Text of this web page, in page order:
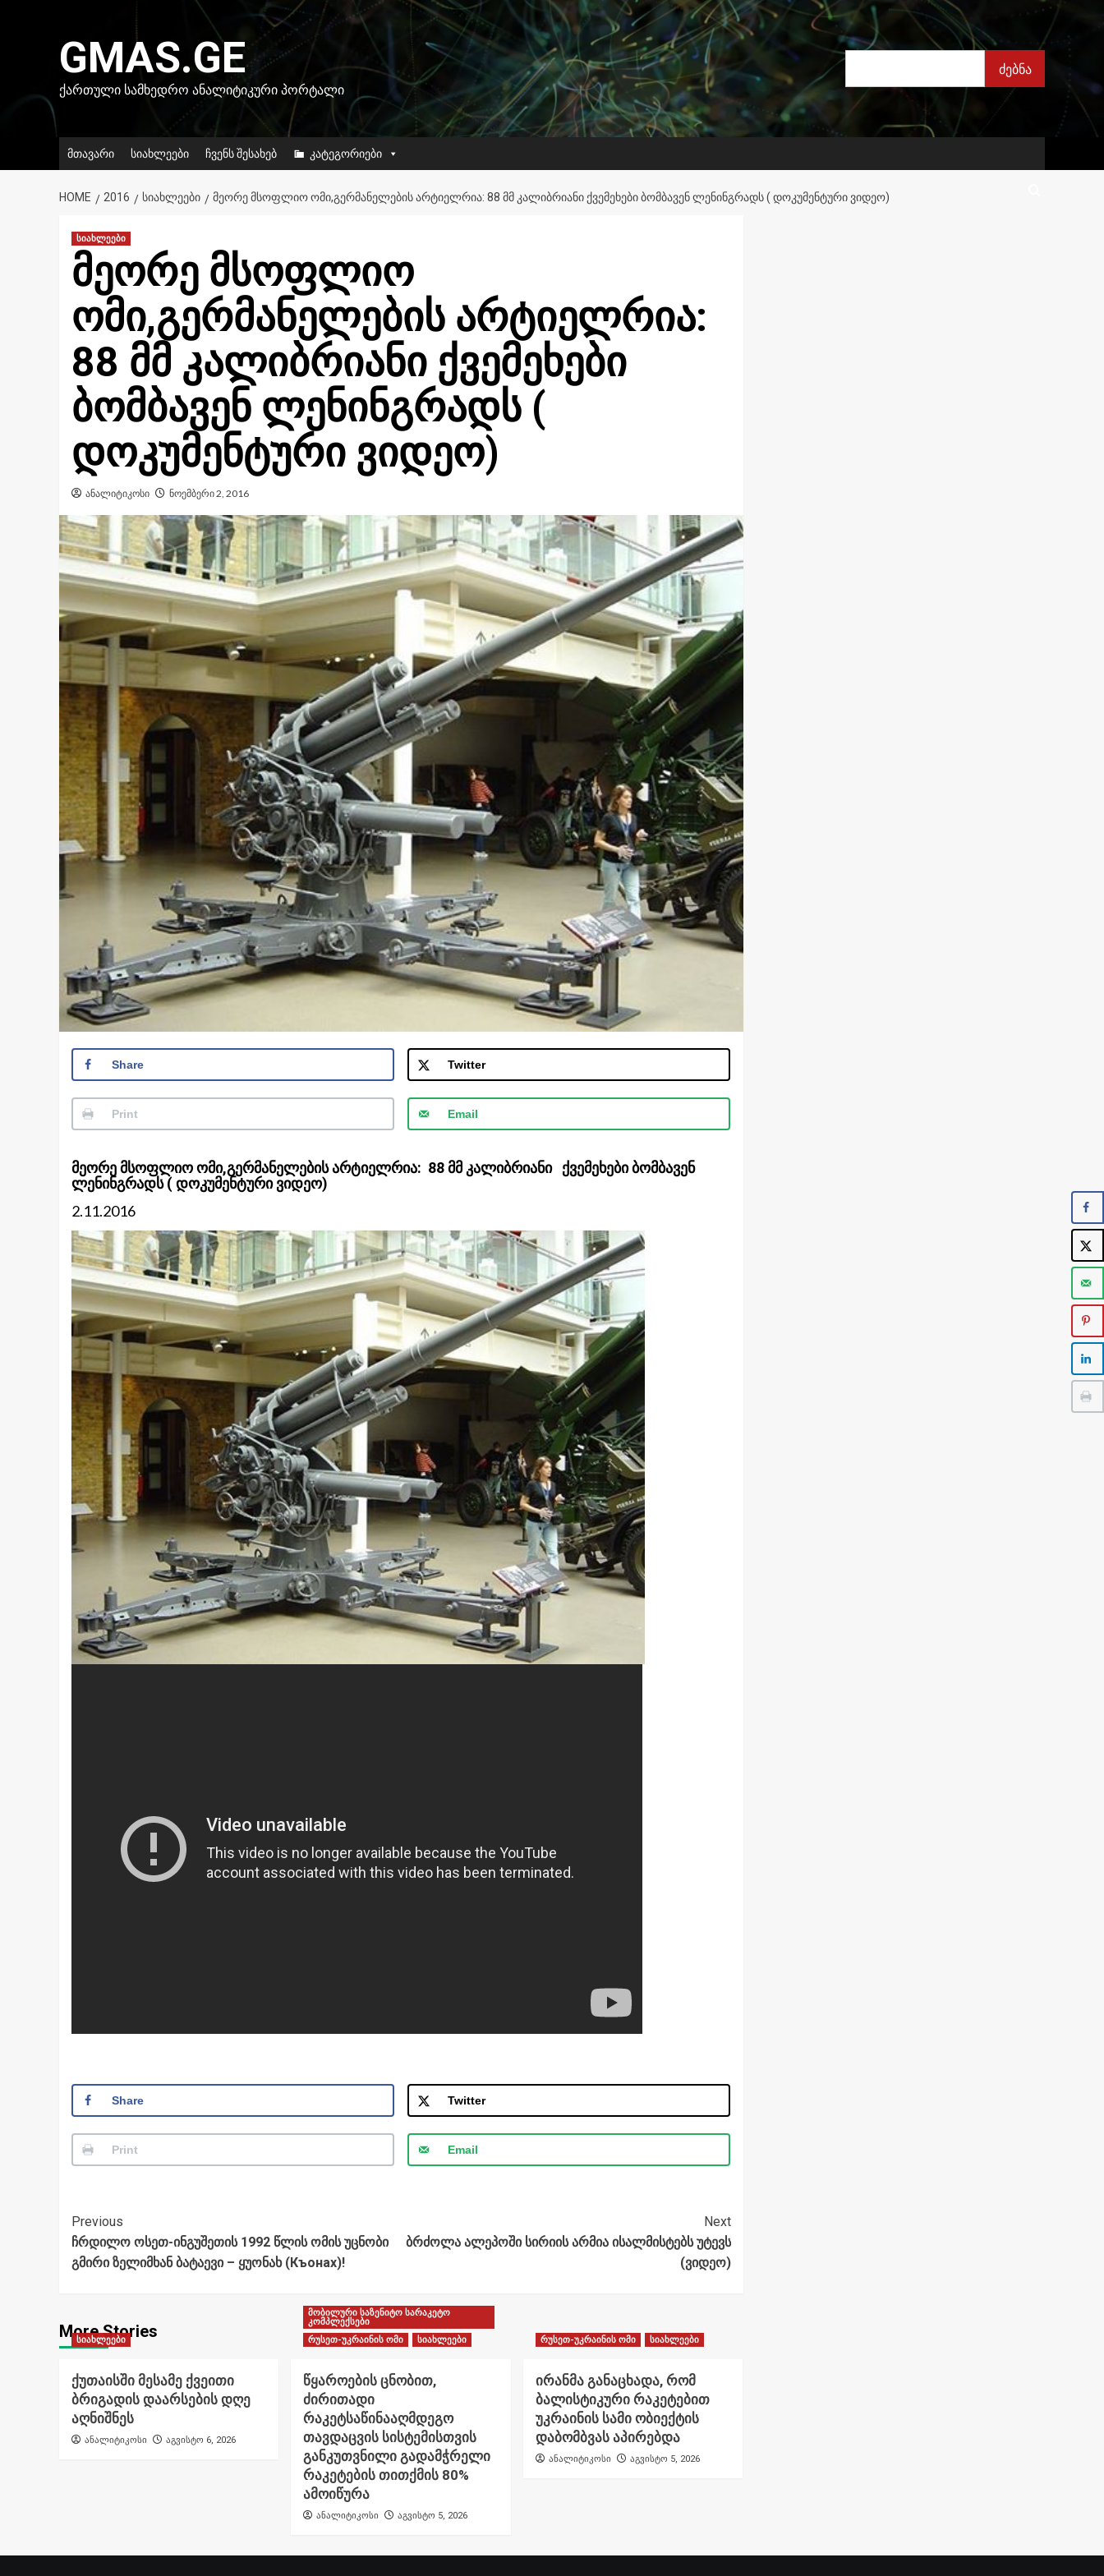
GMAS.GE
ᲥᲐᲠᲗᲣᲚᲘ ᲡᲐᲛᲮᲔᲓᲠᲝ ᲐᲜᲐᲚᲘᲢᲘᲙᲣᲠᲘ ᲞᲝᲠᲢᲐᲚᲘ
ძებნა
ძებნა
მთავარი სიახლეები ჩვენს შესახებ კატეგორიები
HOME 2016 ᲡᲘᲐᲮᲚᲔᲔᲑᲘ ᲛᲔᲝᲠᲔ ᲛᲡᲝᲤᲚᲘᲝ ᲝᲛᲘ,ᲒᲔᲠᲛᲐᲜᲔᲚᲔᲑᲘᲡ ᲐᲠᲢᲘᲔᲚᲠᲘᲐ: 88 ᲛᲛ ᲙᲐᲚᲘᲑᲠᲘᲐᲜᲘ ᲥᲕᲔᲛᲔᲮᲔᲑᲘ ᲑᲝᲛᲑᲐᲕᲔᲜ ᲚᲔᲜᲘᲜᲒᲠᲐᲓᲡ ( ᲓᲝᲙᲣᲛᲔᲜᲢᲣᲠᲘ ᲕᲘᲓᲔᲝ)
სიახლეები
მეორე მსოფლიო
ომი,გერმანელების არტიელრია:
88 მმ კალიბრიანი ქვემეხები
ბომბავენ ლენინგრადს (
დოკუმენტური ვიდეო)
ანალიტიკოსი ნოემბერი 2, 2016
Share Twitter
Print Email
მეორე მსოფლიო ომი,გერმანელების არტიელრია: 88 მმ კალიბრიანი ქვემეხები ბომბავენ
ლენინგრადს ( დოკუმენტური ვიდეო)
2.11.2016
Share Twitter
Print Email
Post
Navigation
Previous
ჩრდილო ოსეთ-ინგუშეთის 1992 წლის ომის უცნობი
გმირი ზელიმხან ბატაევი – ყუონახ (Къонах)!
Next
ბრძოლა ალეპოში სირიის არმია ისალმისტებს უტევს
(ვიდეო)
More Stories
სიახლეები
ქუთაისში მესამე ქვეითი
ბრიგადის დაარსების დღე
აღნიშნეს
ანალიტიკოსი აგვისტო 6, 2026
მობილური საზენიტო სარაკეტო
კომპლექსები
რუსეთ-უკრაინის ომი
სიახლეები
წყაროების ცნობით,
ძირითადი
რაკეტსაწინააღმდეგო
თავდაცვის სისტემისთვის
განკუთვნილი გადამჭრელი
რაკეტების თითქმის 80%
ამოიწურა
ანალიტიკოსი აგვისტო 5, 2026
რუსეთ-უკრაინის ომი სიახლეები
ირანმა განაცხადა, რომ
ბალისტიკური რაკეტებით
უკრაინის სამი ობიექტის
დაბომბვას აპირებდა
ანალიტიკოსი აგვისტო 5, 2026